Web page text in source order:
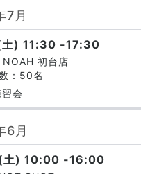
7月
) 11:30 -17:30
初台店
：50名
会
6月
土) 10:00 -16:00